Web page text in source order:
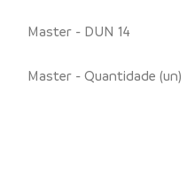
Master - DUN 14
Master - Quantidade (un)